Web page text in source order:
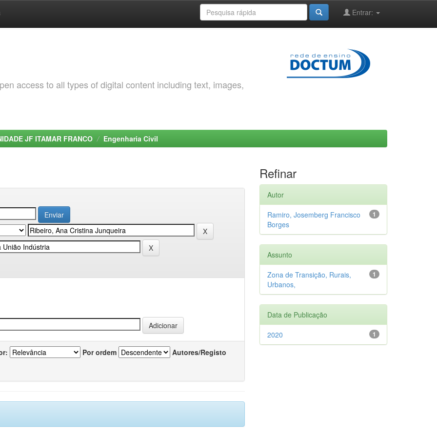
Entrar:
access to all types of digital content including text, images,
JF ITAMAR FRANCO Engenharia Civil
Por ordem Autores/Registo
Refinar
Autor
1
Ramiro, Josemberg Francisco
Borges
Assunto
1
Zona de Transição, Rurais,
Urbanos,
Data de Publicação
1
2020